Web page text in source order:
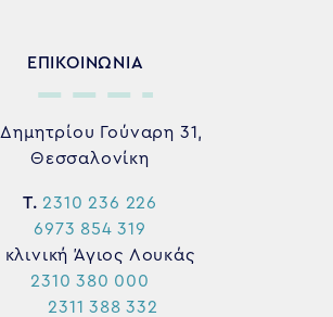
ΕΠΙΚΟΙΝΩΝΙΑ
Δημητρίου Γούναρη 31,
Θεσσαλονίκη
Τ. 2310 236 226
6973 854 319
κλινική Άγιος Λουκάς
2310 380 000
2311 388 332